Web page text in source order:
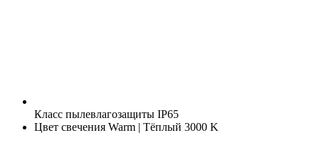
Класс пылевлагозащиты IP65
Цвет свечения Warm | Тёплый 3000 K